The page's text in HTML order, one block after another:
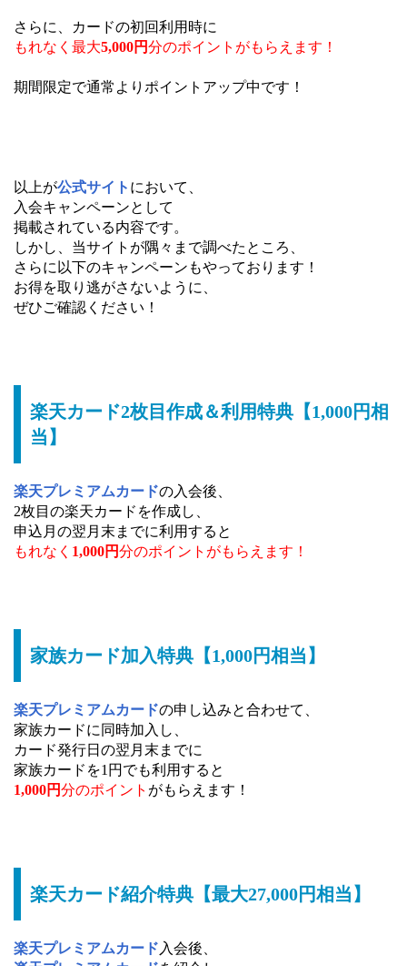
さらに、カードの初回利用時に
もれなく最大5,000円分のポイントがもらえます！
期間限定で通常よりポイントアップ中です！
以上が公式サイト において、
入会キャンペーンとして
掲載されている内容です。
しかし、当サイトが隅々まで調べたところ、
さらに以下のキャンペーンもやっております！
お得を取り逃がさないように、
ぜひご確認ください！
楽天カード2枚目作成＆利用特典【1,000円相
当】
楽天プレミアムカードの入会後、
2枚目の楽天カードを作成し、
申込月の翌月末までに利用すると
もれなく 1,000円分のポイントがもらえます！
家族カード加入特典【1,000円相当】
楽天プレミアムカードの申し込みと合わせて、
家族カードに同時加入し、
カード発行日の翌月末までに
家族カードを1円でも利用すると
1,000円分のポイント がもらえます！
楽天カード紹介特典【最大27,000円相当】
楽天プレミアムカード 入会後、